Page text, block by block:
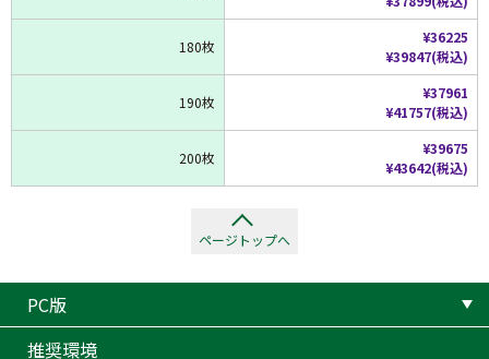
180枚
¥36225
¥39847(税込)
190枚
¥37961
¥41757(税込)
200枚
¥39675
¥43642(税込)
ページトップへ
PC版
推奨環境